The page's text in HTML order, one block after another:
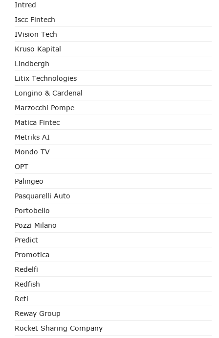
Intred
Iscc Fintech
IVision Tech
Kruso Kapital
Lindbergh
Litix Technologies
Longino & Cardenal
Marzocchi Pompe
Matica Fintec
Metriks AI
Mondo TV
OPT
Palingeo
Pasquarelli Auto
Portobello
Pozzi Milano
Predict
Promotica
Redelfi
Redfish
Reti
Reway Group
Rocket Sharing Company